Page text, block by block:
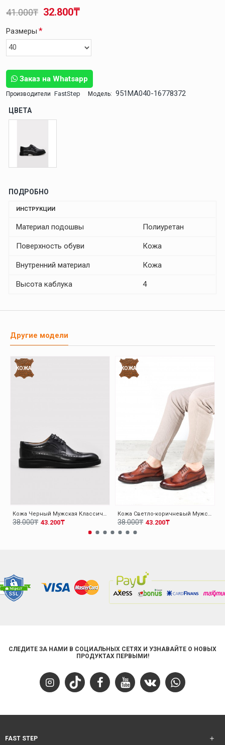
Заказ на Whatsapp
Производители FastStep Модель: 951MA040-16778372
32.800₸
41.000₸
Размеры
ЦВЕТА
ПОДРОБНО
ИНСТРУКЦИИ
Материал подошвы Полиуретан
Поверхность обуви Кожа
Внутренний материал Кожа
Высота каблука 4
Другие модели
КОЖА
Кожа Черный Мужская Классическая Обувь 095MA4051-1
43.200₸
38.000₸
КОЖА
Кожа Светло-коричневый Мужская Классическая Обувь 095MA4051-1
43.200₸
38.000₸
СЛЕДИТЕ ЗА НАМИ В СОЦИАЛЬНЫХ СЕТЯХ И УЗНАВАЙТЕ О НОВЫХ
ПРОДУКТАХ ПЕРВЫМИ!
FAST STEP